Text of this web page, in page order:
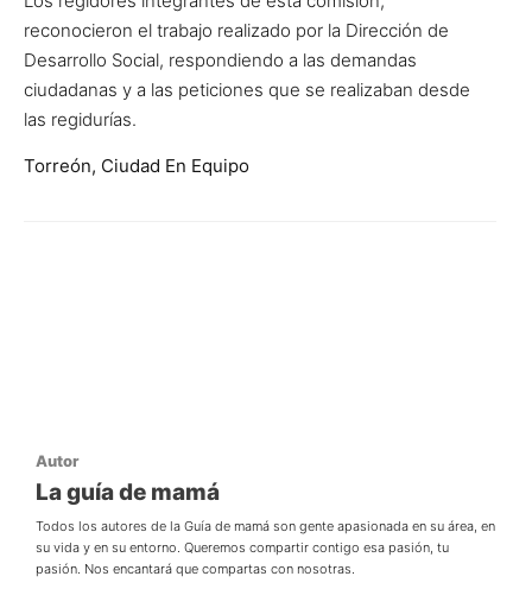
reconocieron el trabajo realizado por la Dirección de
Desarrollo Social, respondiendo a las demandas
ciudadanas y a las peticiones que se realizaban desde
las regidurías.
Torreón, Ciudad En Equipo
Autor
La guía de mamá
Todos los autores de la Guía de mamá son gente apasionada en su área, en
su vida y en su entorno. Queremos compartir contigo esa pasión, tu
pasión. Nos encantará que compartas con nosotras.